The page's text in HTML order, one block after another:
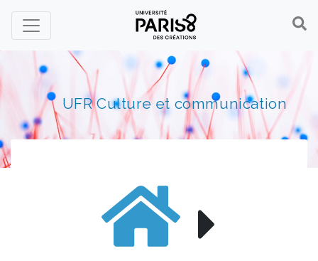
Panneau de gestion des cookies
UFR Culture et communication